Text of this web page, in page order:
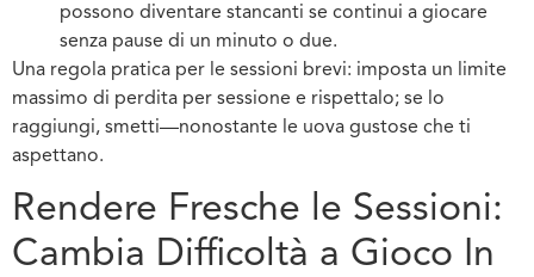
possono diventare stancanti se continui a giocare
senza pause di un minuto o due.
Una regola pratica per le sessioni brevi: imposta un limite
massimo di perdita per sessione e rispettalo; se lo
raggiungi, smetti—nonostante le uova gustose che ti
aspettano.
Rendere Fresche le Sessioni:
Cambia Difficoltà a Gioco In